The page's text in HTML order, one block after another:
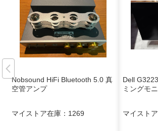
Nobsound HiFi Bluetooth 5.0 真
空管アンプ
マイストア在庫： 1269
Dell
ミングモ
マイストア